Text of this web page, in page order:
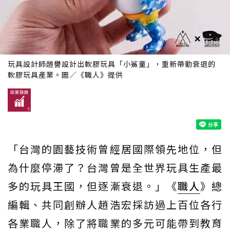
玩具設計師趙譽設計出軟膠玩具「小鯊童」，重新帶動衰退的
軟膠玩具產業。圖／《職人》提供
「台灣的園藝技術曾經居國際領先地位，但
為什麼停滯了？台灣曾是全世界玩具生產最
多的玩具王國，但逐漸衰退。」《職人》總
編輯、共同創辦人趙浩宏採訪過上百位各行
各業職人，除了將職業的多元可能帶到教育